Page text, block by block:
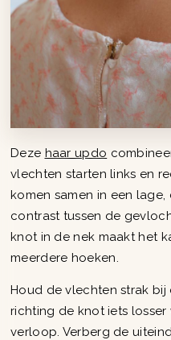
Deze haar updo
vlechten starten links en
komen samen in een
contrast tussen de
knot in de nek maakt het
meerdere hoeken.
Houd de vlechten strak
richting de knot iets
verloop. Verberg de